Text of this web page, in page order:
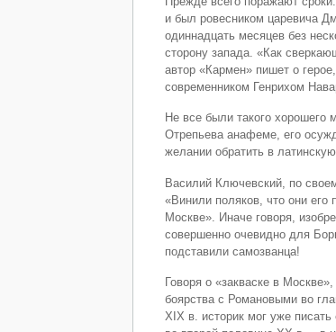
и был ровесником царевича
одиннадцать месяцев без
сторону запада. «Как
автор «Кармен» пишет о
современником Генрихом
Не все были такого хорошего
Отрепьева анафеме, его
желании обратить в
Василий Ключевский, по
«Винили поляков, что они его
Москве». Иначе говоря,
совершенно очевидно для
подставили самозванца!
Говоря о «закваске в
боярства с Романовыми во
XIX в. историк мог уже